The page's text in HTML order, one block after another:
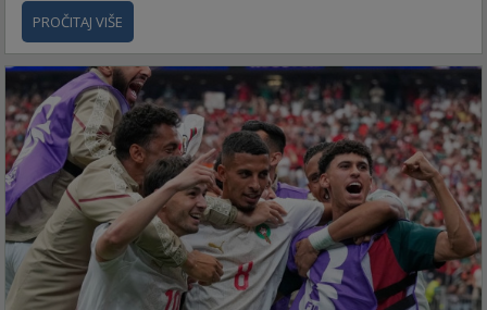
PROČITAJ VIŠE